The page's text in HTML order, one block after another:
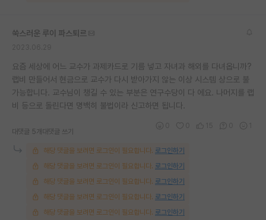
쑥스러운 루이 파스퇴르
요즘 세상에 어느 교수가 과제카드로 기름 넣고 자녀과 해외를 다녀옵니까?
랩비 만들어서 현금으로 교수가 다시 받아가지 않는 이상 시스템 상으로 불
가능합니다. 교수님이 챙길 수 있는 부분은 연구수당이 다 에요. 나머지를 랩
비 등으로 돌린다면 명백히 불법이라 신고하면 됩니다.
대댓글 5개 대댓글 쓰기
해당 댓글을 보려면 로그인이 필요합니다. 로그인하기
해당 댓글을 보려면 로그인이 필요합니다. 로그인하기
해당 댓글을 보려면 로그인이 필요합니다. 로그인하기
해당 댓글을 보려면 로그인이 필요합니다. 로그인하기
해당 댓글을 보려면 로그인이 필요합니다. 로그인하기